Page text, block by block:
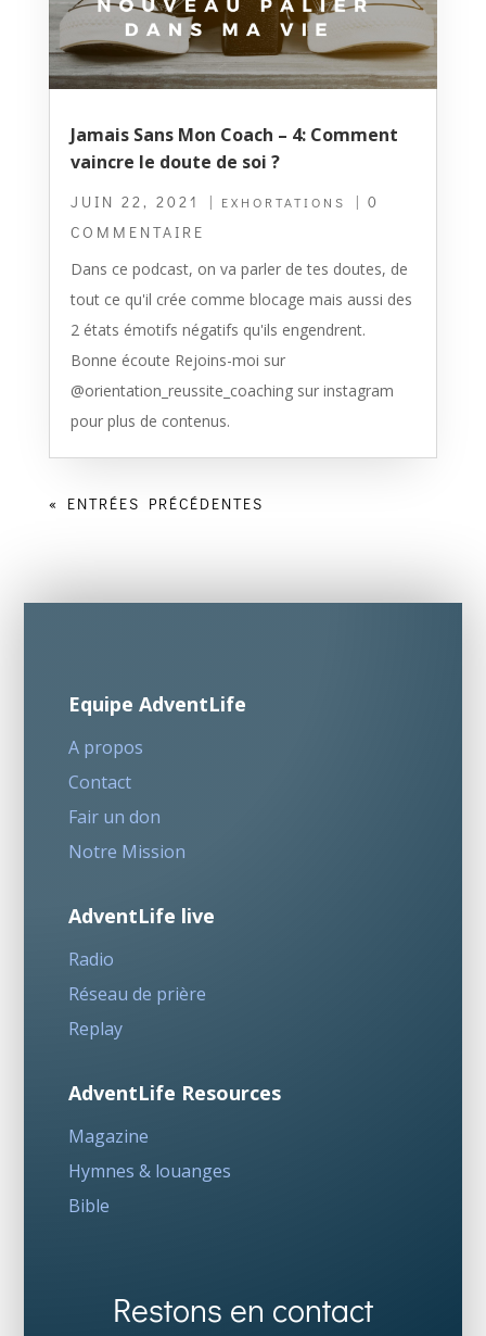
Jamais Sans Mon Coach – 4: Comment
vaincre le doute de soi ?
JUIN 22, 2021 | EXHORTATIONS
| 0
COMMENTAIRE
Dans ce podcast, on va parler de tes doutes, de
tout ce qu'il crée comme blocage mais aussi des
2 états émotifs négatifs qu'ils engendrent.
Bonne écoute Rejoins-moi sur
@orientation_reussite_coaching sur instagram
pour plus de contenus.
« ENTRÉES PRÉCÉDENTES
Equipe AdventLife
A propos
Contact
Fair un don
Notre Mission
AdventLife live
Radio
Réseau de prière
Replay
AdventLife Resources
Magazine
Hymnes & louanges
Bible
Restons en contact